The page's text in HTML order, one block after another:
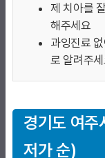
제 치아를
해주세요
과잉진료
로 알려주
경기도 여주
저가 순)